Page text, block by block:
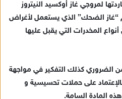
لمروجي غاز أوكسيد النيتروز
“غاز الضحك” الذي يستعمل لأغراض
المخدرات التي يقبل عليها
كذلك التفكير في مواجهة
على حملات تحسيسية و
المادة السامة.